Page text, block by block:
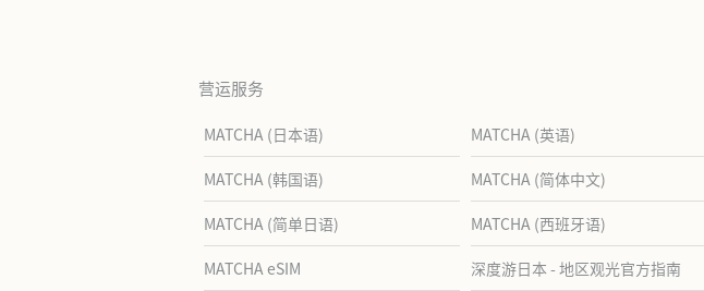
营运服务
MATCHA (日本语) MATCHA (英语)
MATCHA (韩国语) MATCHA (简体中文)
MATCHA (简单日语) MATCHA (西班牙语)
MATCHA eSIM 深度游日本 - 地区观光官方指南